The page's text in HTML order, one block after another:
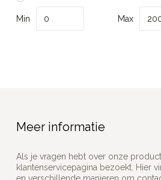
Min Max
Meer informatie
Als je vragen hebt over onze
klantenservicepagina bezoekt. Hier
en verschillende manieren om